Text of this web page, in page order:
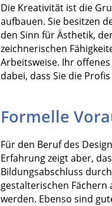
Die Kreativität ist die
aufbauen. Sie besitzen
den Sinn für Ästhetik,
zeichnerischen
Arbeitsweise. Ihr
dabei, dass Sie die
Formelle
Für den Beruf des
Erfahrung zeigt aber,
Bildungsabschluss
gestalterischen
werden. Ebenso sind